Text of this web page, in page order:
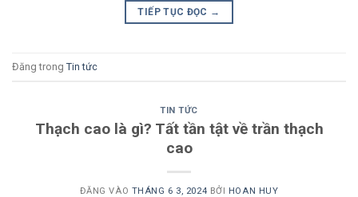
TIẾP TỤC ĐỌC →
Đăng trong Tin tức
TIN TỨC
Thạch cao là gì? Tất tần tật về trần thạch
cao
ĐĂNG VÀO THÁNG 6 3, 2024 BỞI HOAN HUY